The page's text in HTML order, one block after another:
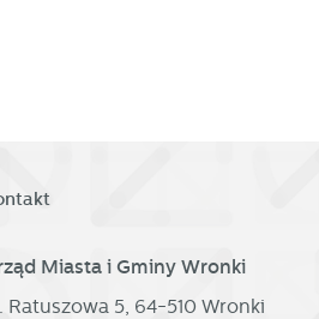
Miasta i Gminy Wronki
Ratuszowa 5, 64-510 Wronki